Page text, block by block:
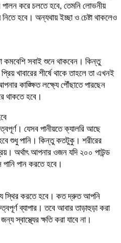
করে চলতে হবে, তেমনি লোভনীয়
হবে। অন্যথায় ইচ্ছা ও চেষ্টা থাকলেও
কমবেশি সবাই শুনে থাকবেন। কিন্তু
খাবারের শীর্ষে থাকে তাহলে তা এখনই
কাঙ্ক্ষিত লক্ষ্যে পৌঁছাতে পারছেন
থাকতে হবে।
যেসব পানীয়তে ক্যালরি আছে
শুধু পানি। কিন্তু কতটুকু। শরীরের
অর্থাৎ আপনার ওজন যদি ২০০ পাউন্ড
পান করতে হবে।
স্থির করতে হবে। কত দ্রুত আপনি
ব্যাপার। তবে আবার তাড়াহুড়া করা
স্বাস্থ্যের ক্ষতি করা যাবে না।